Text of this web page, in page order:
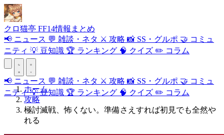
クロ猫亭 FF14情報まとめ
📢 ニュース 💬 雑談・ネタ ⚔️ 攻略 📸 SS・グルポ 🤝 コミュ
ニティ 💡 豆知識 🏆 ランキング 🧠 クイズ ✏️ コラム
📢 ニュース 💬 雑談・ネタ ⚔️ 攻略 📸 SS・グルポ 🤝 コミュ
ニティ💡豆知識 🏆 ランキング 🧠 クイズ ✏️ コラム
ホーム
攻略
極討滅戦、怖くない。準備さえすれば初見でも全然や
れる